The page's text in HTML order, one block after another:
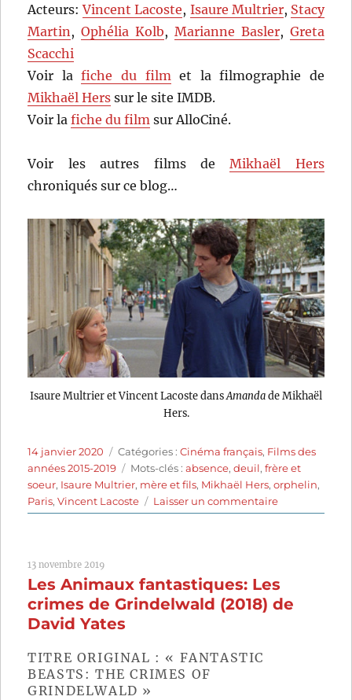
Acteurs:Vincent Lacoste, Isaure Multrier, Stacy
Martin ,Ophélia Kolb, Marianne Basler, Greta
Scacchi
Voir lafiche du film et la filmographie de
Mikhaël Hers sur le site IMDB.
Voir lafiche du film sur AlloCiné.
Voir les autres films deMikhaël Hers
chroniqués sur ce blog…
Isaure Multrier et Vincent Lacoste dansAmandade Mikhaël
Hers.
Publié
le
14 janvier 2020 Catégories
Catégories :Cinéma français, Films des
années 2015-2019
Étiquettes
Mots-clés :absence,deuil,frère et
soeur, Isaure Multrier, mère et fils, Mikhaël Hers,orphelin,
Paris,Vincent Lacoste Laisser un commentairesur
Amanda
Hers
13 novembre 2019
Les Animaux fantastiques: Les
crimes de Grindelwald (2018) de
David Yates
TITRE ORIGINAL : « FANTASTIC
BEASTS: THE CRIMES OF
GRINDELWALD »